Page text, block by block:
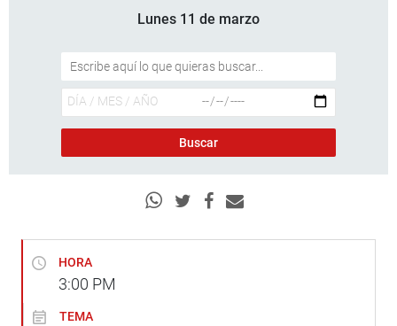
Lunes 11 de marzo
HORA
3:00 PM
TEMA